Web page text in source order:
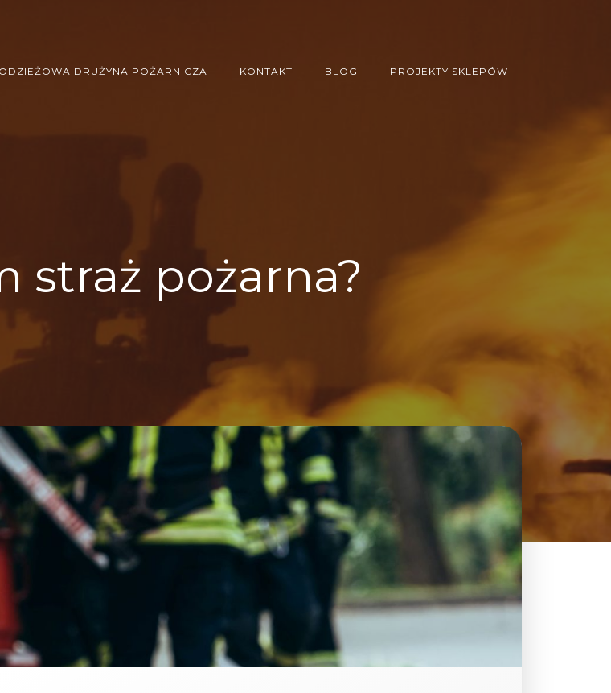
DRUŻYNA POŻARNICZA KONTAKT BLOG PROJEKTY SKLEPÓW
straż pożarna?